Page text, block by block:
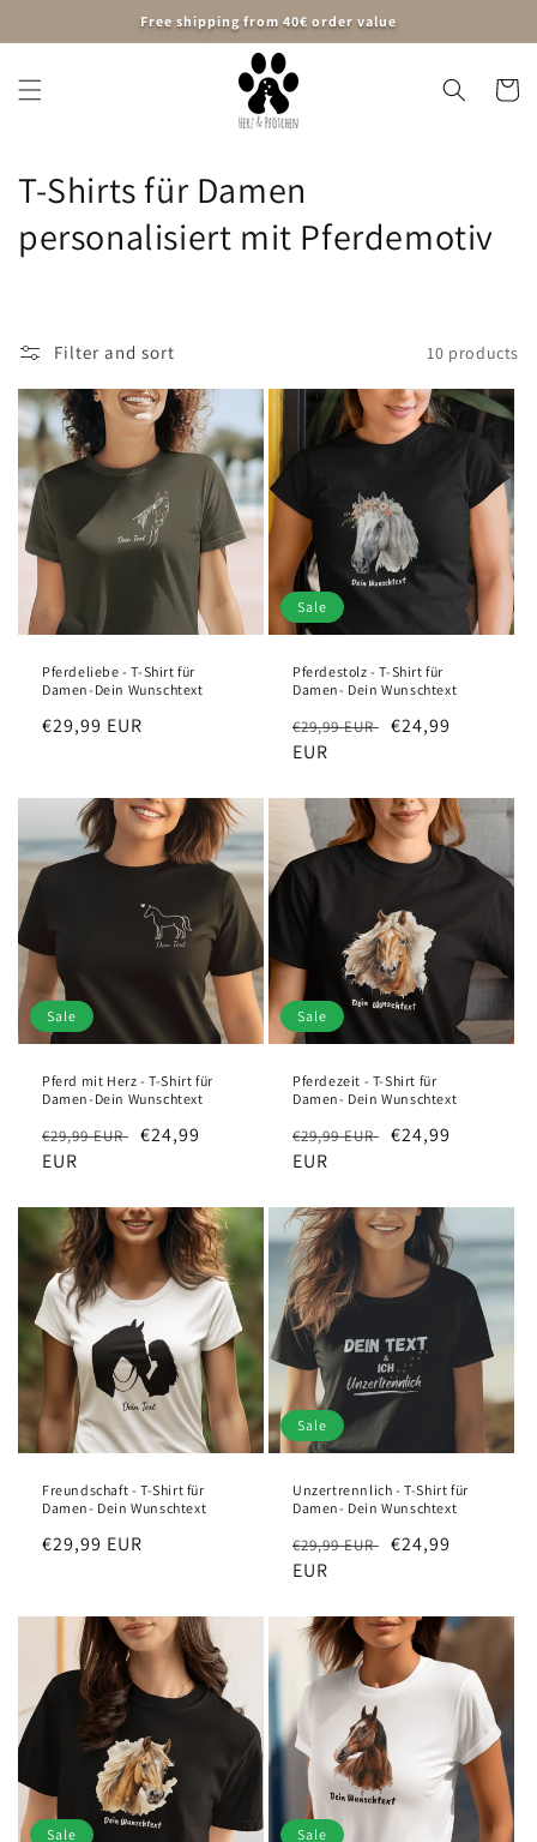
Free shipping from 40€ order value
Cart
C
o
e
c
t
i
o
n
T-Shirts für Damen
personalisiert mit Pferdemotiv
Filter and sort 10 products
Pferdeliebe - T-Shirt für
Damen-Dein Wunschtext
Regular
€29,99 EUR
Sale
Pferdestolz - T-Shirt für
Damen- Dein Wunschtext
Regular
price
€29,99 EUR Sale
€24,99
EUR
Sale
Pferd mit Herz - T-Shirt für
Damen-Dein Wunschtext
Regular
price
€29,99 EUR Sale
€24,99
EUR
Sale
Pferdezeit - T-Shirt für
Damen- Dein Wunschtext
Regular
price
€29,99 EUR Sale
€24,99
EUR
Freundschaft - T-Shirt für
Damen- Dein Wunschtext
Regular
€29,99 EUR
Sale
Unzertrennlich - T-Shirt für
Damen- Dein Wunschtext
Regular
price
€29,99 EUR Sale
€24,99
EUR
Sale Sale